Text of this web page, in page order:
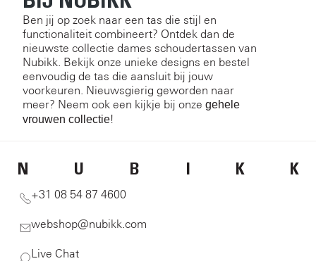
Ben jij op zoek naar een tas die stijl en
functionaliteit combineert? Ontdek dan de
nieuwste collectie dames schoudertassen van
Nubikk. Bekijk onze unieke designs en bestel
eenvoudig de tas die aansluit bij jouw
voorkeuren. Nieuwsgierig geworden naar
meer? Neem ook een kijkje bij onze gehele
vrouwen collectie!
N U B I K K
+31 08 54 87 4600
webshop@nubikk.com
Live Chat